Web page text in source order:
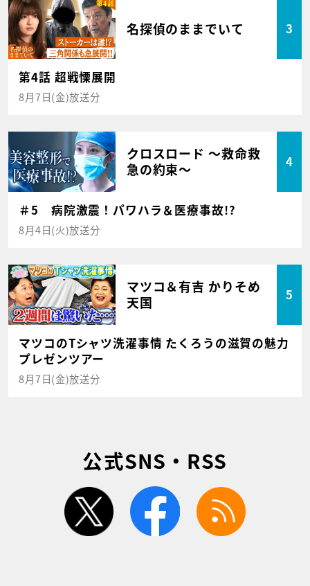
名探偵のままでいて 3
第4話 超戦慄展開
8月7日(金)放送分
クロスロード ～救命救
急の約束～
4
＃5 病院激震！パワハラ＆医療事故!?
8月4日(火)放送分
マツコ＆有吉 かりそめ
天国
5
マツコのTシャツ洗濯事情 たくろうの滋賀の魅力
プレゼンツアー
8月7日(金)放送分
公式SNS・RSS
twitter facebook